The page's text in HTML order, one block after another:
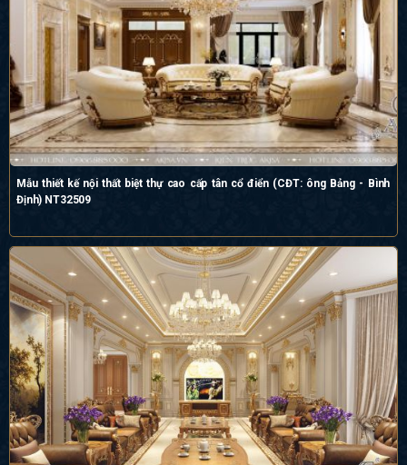
Mẫu thiết kế nội thất biệt thự cao cấp tân cổ điển (CĐT: ông Bảng - Bình
Định) NT32509